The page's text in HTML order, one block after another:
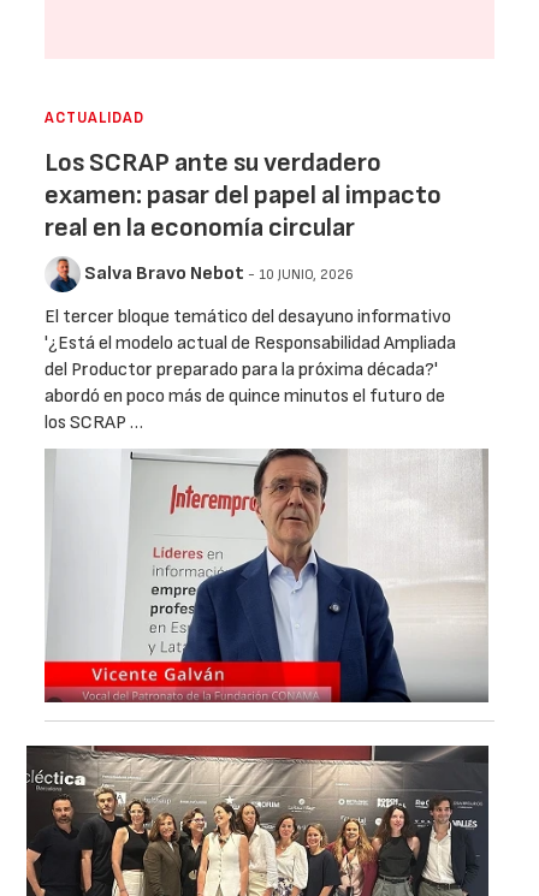
ACTUALIDAD
Los SCRAP ante su verdadero
examen: pasar del papel al impacto
real en la economía circular
Salva Bravo Nebot - 10 JUNIO, 2026
El tercer bloque temático del desayuno informativo
'¿Está el modelo actual de Responsabilidad Ampliada
del Productor preparado para la próxima década?'
abordó en poco más de quince minutos el futuro de
los SCRAP …